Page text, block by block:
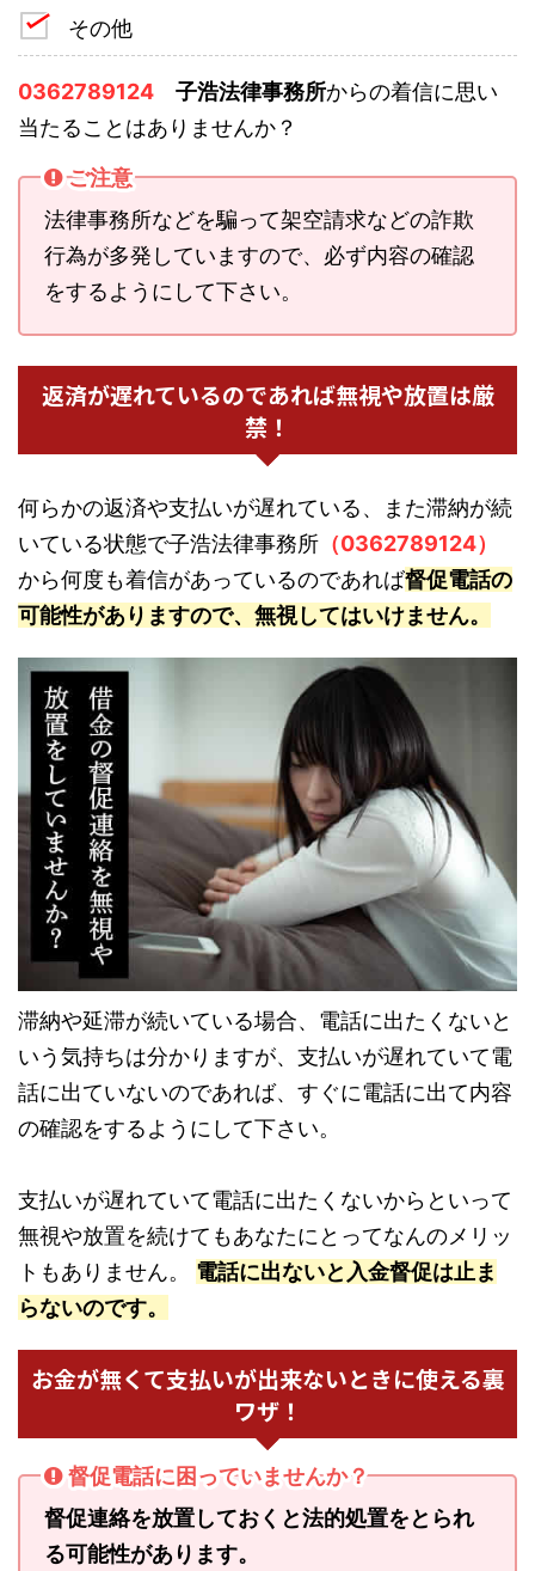
その他
0362789124 子浩法律事務所からの着信に思い
当たることはありませんか？
ご注意
法律事務所などを騙って架空請求などの詐欺
行為が多発していますので、必ず内容の確認
をするようにして下さい。
返済が遅れているのであれば無視や放置は厳
禁！
何らかの返済や支払いが遅れている、また滞納が続
いている状態で子浩法律事務所 （0362789124）
から何度も着信があっているのであれば督促電話の
可能性がありますので、無視してはいけません。
滞納や延滞が続いている場合、電話に出たくないと
いう気持ちは分かりますが、支払いが遅れていて電
話に出ていないのであれば、すぐに電話に出て内容
の確認をするようにして下さい。
支払いが遅れていて電話に出たくないからといって
無視や放置を続けてもあなたにとってなんのメリッ
トもありません。 電話に出ないと入金督促は止ま
らないのです。
お金が無くて支払いが出来ないときに使える裏
ワザ！
督促電話に困っていませんか？
督促連絡を放置しておくと法的処置をとられ
る可能性があります。